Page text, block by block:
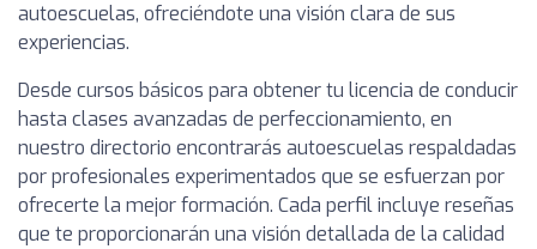
autoescuelas, ofreciéndote una visión clara de sus
experiencias.
Desde cursos básicos para obtener tu licencia de conducir
hasta clases avanzadas de perfeccionamiento, en
nuestro directorio encontrarás autoescuelas respaldadas
por profesionales experimentados que se esfuerzan por
ofrecerte la mejor formación. Cada perfil incluye reseñas
que te proporcionarán una visión detallada de la calidad